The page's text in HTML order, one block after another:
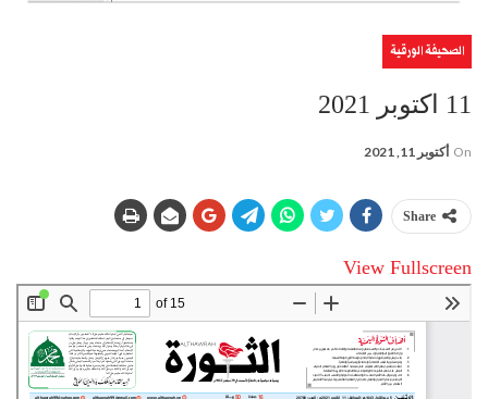
الصحيفة الورقية
11 اكتوبر 2021
On أكتوبر 11, 2021
Share
View Fullscreen